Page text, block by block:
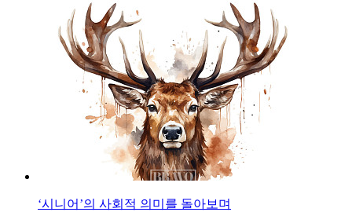
‘시니어’의 사회적 의미를 돌아보며